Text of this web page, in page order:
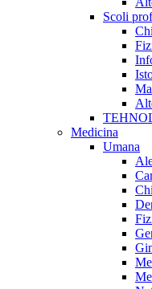
Scoli
Medicina
Umana